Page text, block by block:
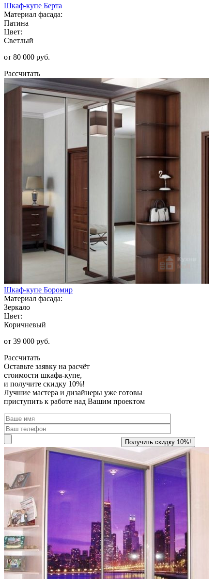
Шкаф-купе Берта
Материал фасада:
Патина
Цвет:
Светлый
от 80 000 руб.
Рассчитать
Шкаф-купе Боромир
Материал фасада:
Зеркало
Цвет:
Коричневый
от 39 000 руб.
Рассчитать
Оставьте заявку на расчёт
стоимости шкафа-купе,
и получите скидку 10%!
Лучшие мастера и дизайнеры уже готовы
приступить к работе над Вашим проектом